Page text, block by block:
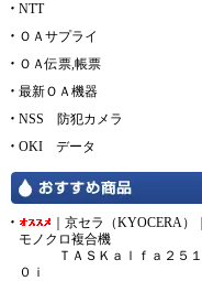
NTT
ＯＡサプライ
ＯＡ伝票,帳票
最新ＯＡ機器
NSS 防犯カメラ
OKI データ
｜京セラ（KYOCERA）｜
モノクロ複合機
ＴＡＳＫａｌｆａ２５１
０ｉ